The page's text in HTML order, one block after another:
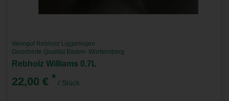
Weingut Rebholz Liggeringen
Gesicherte Qualität Baden- Württemberg
Rebholz Williams 0,7L
22,00 € * / Stück